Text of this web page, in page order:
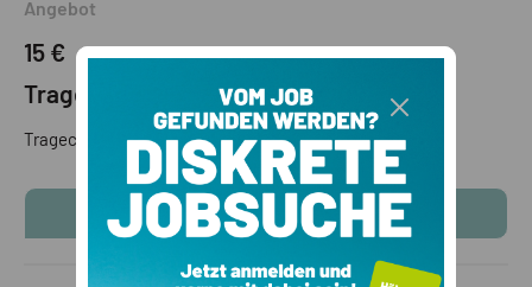
Angebot
15 €
Tragecover Mam
Tragecover MAM für Tragehilfen
KONTAKTINFOS ANZEIGEN